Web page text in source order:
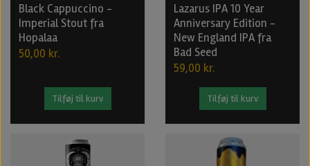
Black Cappuccino -
Imperial Stout fra
Hopalaa
50,00 kr.
Tilføj til kurv
Lazarus IPA 10 Year
Anniversary Edition -
New England IPA fra
Bad Seed
59,00 kr.
Tilføj til kurv